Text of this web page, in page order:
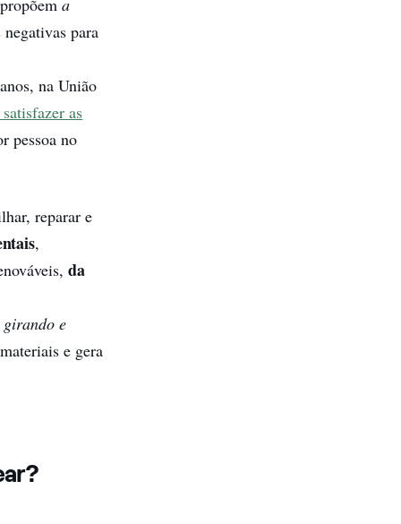
a
para
na União
as
pessoa no
reparar e
,
da
e
e gera